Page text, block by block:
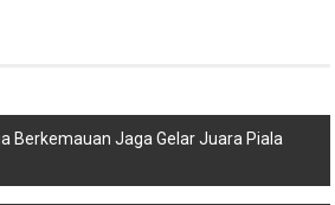
Berkemauan Jaga Gelar Juara Piala